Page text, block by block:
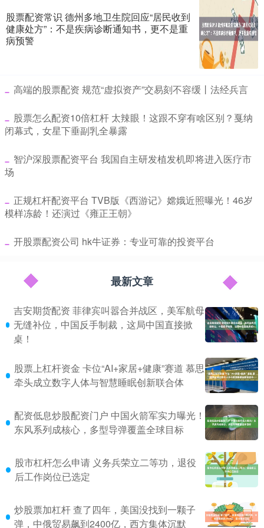
股票配资常识 德州多地卫生院回应“居民收到
健康处方”：不是疾病诊断通知书，更不是重
病预警
​高端的股票配资 规范“虚拟资产”交易刻不容缓丨法经兵言
​股票怎么配资10倍杠杆 太辣眼！这跟不穿有啥区别？戛纳
闭幕式，女星下垂副乳全暴露
​智沪深股票配资平台 我国自主研发植发机即将进入医疗市
场
​正规杠杆配资平台 TVB版《西游记》嫦娥近照曝光！46岁
模样冻龄！还演过《雍正王朝》
​开股票配资公司 hk牛证券：专业可靠的投资平台
最新文章
吉安期货配资 菲律宾叫嚣合并战区，美军航母
无缝补位，中国反手制裁，这局中国直接掀
桌！
股票上杠杆资金 卡位“AI+家居+健康”赛道 慕思
牵头成立数字人体与智慧睡眠创新联合体
配资低息炒股配资门户 中国火箭军实力曝光！
东风系列成核心，多型导弹覆盖全球目标
股市杠杆怎么申请 义务兵荣立二等功，退役
后工作岗位已选定
炒股票加杠杆 查了四年，美国没找到一颗子
弹，中俄贸易飙到2400亿，西方集体沉默